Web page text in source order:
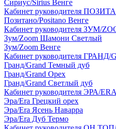
Сириус/Sirius Венге
Кабинет руководителя
Позитано/Positano Венге
Кабинет руководителя ЗУМ/
Зум/Zoom Шамони Светлый
Зум/Zoom Венге
Кабинет руководителя ГРАНД/
Гранд/Grand Темный дуб
Гранд/Grand Орех
Гранд/Grand Светлый дуб
Кабинет руководителя ЭРА/ERA
Эра/Era Грецкий орех
Эра/Era Ясень Наварра
Эра/Era Дуб Термо